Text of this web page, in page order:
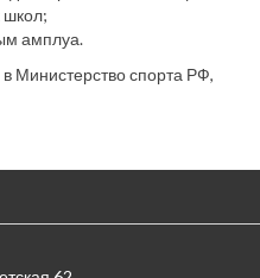
школ;
амплуа.
Министерство спорта РФ,